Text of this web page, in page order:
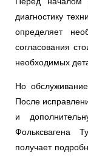
диагностику
определяет
согласования
необходимых
Но
После
и
Фольксвагена
получает